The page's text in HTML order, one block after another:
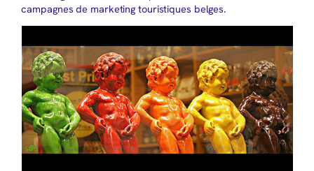
campagnes de marketing touristiques belges.